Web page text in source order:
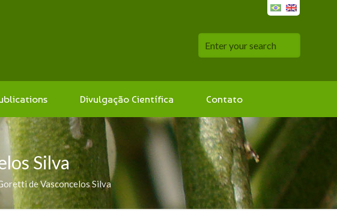
Divulgação Científica Contato
Silva
de Vasconcelos Silva